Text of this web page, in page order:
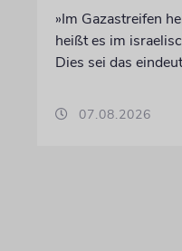
»Im Gazastreifen
heißt es im
Dies sei das
07.08.2026